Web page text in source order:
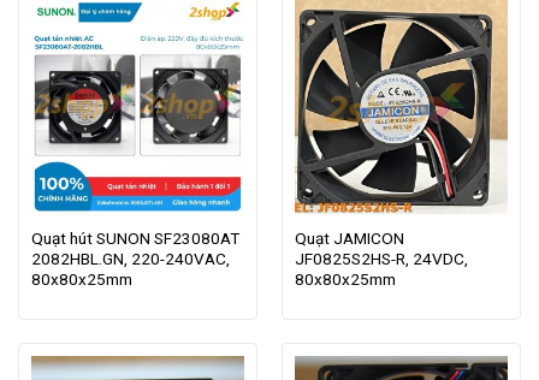
Quạt hút SUNON SF23080AT
2082HBL.GN, 220-240VAC,
80x80x25mm
Quạt JAMICON
JF0825S2HS-R, 24VDC,
80x80x25mm